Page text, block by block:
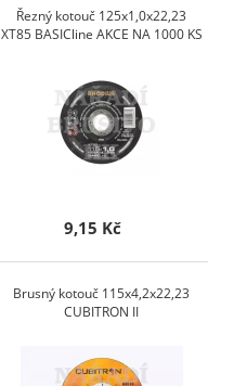
Řezný kotouč 125x1,0x22,23
XT85 BASICline AKCE NA 1000 KS
9,15 Kč
Brusný kotouč 115x4,2x22,23
CUBITRON II